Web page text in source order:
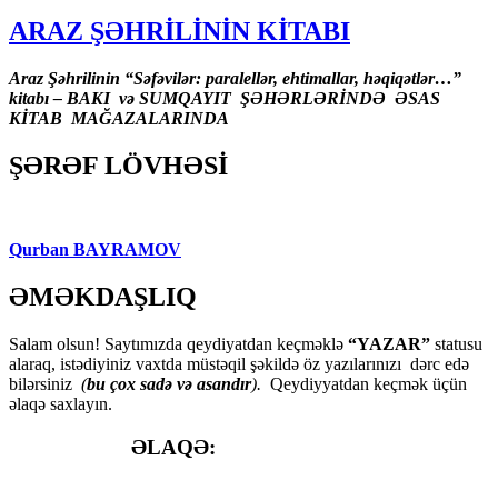
ARAZ ŞƏHRİLİNİN KİTABI
Araz Şəhrilinin “Səfəvilər: paralellər, ehtimallar, həqiqətlər…”
kitabı – BAKI və SUMQAYIT ŞƏHƏRLƏRİNDƏ ƏSAS
KİTAB MAĞAZALARINDA
ŞƏRƏF LÖVHƏSİ
Qurban BAYRAMOV
ƏMƏKDAŞLIQ
Salam olsun! Saytımızda qeydiyatdan keçməklə “YAZAR” statusu
alaraq, istədiyiniz vaxtda müstəqil şəkildə öz yazılarınızı dərc edə
bilərsiniz (bu çox sadə və asandır). Qeydiyyatdan keçmək üçün
əlaqə saxlayın.
ƏLAQƏ: